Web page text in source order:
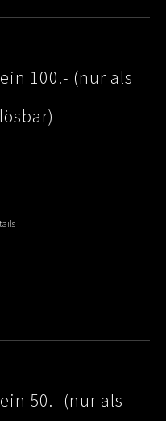
100.- (nur als
50.- (nur als